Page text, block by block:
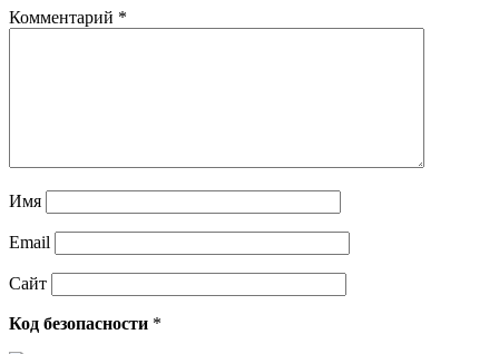
Комментарий *
Имя
Email
Сайт
Код безопасности *